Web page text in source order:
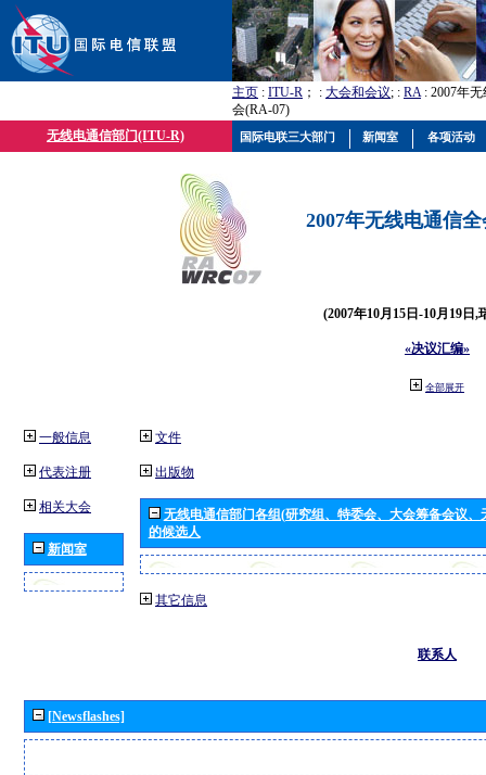
主页 : ITU-R ； : 大会和会议; : RA: 2007年
会(RA-07)
无线电通信部门(ITU-R)
2007年无线电通信
(2007年10月15日-10月19日,
«决议汇编»
全部展开
一般信息
代表注册
相关大会
新闻室
文件
出版物
无线电通信部门各组(研究组、特委会、大会筹备会议
的候选人
其它信息
联系人
[Newsflashes]
国际电联三大部门 新闻室 各项活动